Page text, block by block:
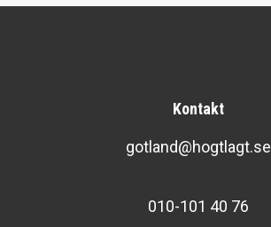
Kontakt
gotland@hogtlagt.se
010-101 40 76